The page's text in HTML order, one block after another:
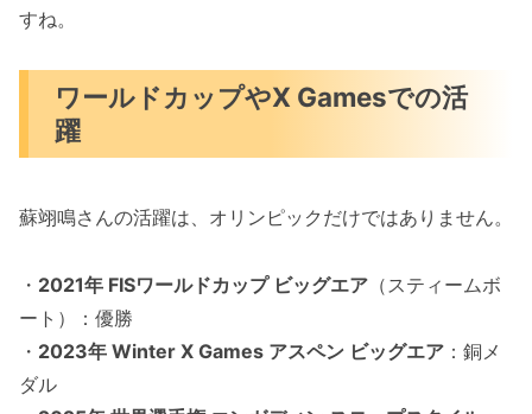
すね。
ワールドカップやX Gamesでの活
躍
蘇翊鳴さんの活躍は、オリンピックだけではありません。
・ 2021年 FISワールドカップ ビッグエア （スティームボ
ート）：優勝
・ 2023年 Winter X Games アスペン ビッグエア ：銅メ
ダル